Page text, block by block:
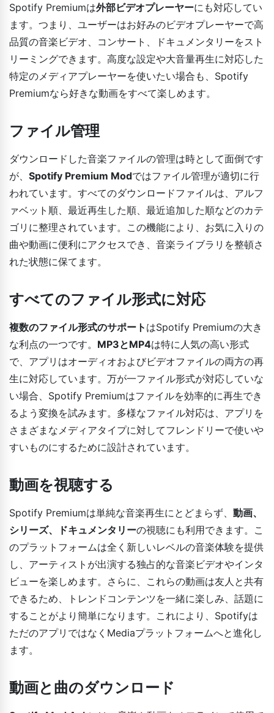
Spotify Premiumは外部ビデオプレーヤーにも対応してい
ます。つまり、ユーザーはお好みのビデオプレーヤーで高
品質の音楽ビデオ、コンサート、ドキュメンタリーをスト
リーミングできます。高度な設定や大音量再生に対応した
特定のメディアプレーヤーを使いたい場合も、Spotify
Premiumなら好きな動画をすべて楽しめます。
ファイル管理
ダウンロードした音楽ファイルの管理は時として面倒です
が、 Spotify Premium Modではファイル管理が適切に行
われています。すべてのダウンロードファイルは、アルフ
ァベット順、最近再生した順、最近追加した順などのカテ
ゴリに整理されています。この機能により、お気に入りの
曲や動画に便利にアクセスでき、音楽ライブラリを整頓さ
れた状態に保てます。
すべてのファイル形式に対応
複数のファイル形式のサポート はSpotify Premiumの大き
な利点の一つです。 MP3とMP4は特に人気の高い形式
で、アプリはオーディオおよびビデオファイルの両方の再
生に対応しています。万が一ファイル形式が対応していな
い場合、Spotify Premiumはファイルを効率的に再生でき
るよう変換を試みます。多様なファイル対応は、アプリを
さまざまなメディアタイプに対してフレンドリーで使いや
すいものにするために設計されています。
動画を視聴する
Spotify Premiumは単純な音楽再生にとどまらず、 動画、
シリーズ、ドキュメンタリーの視聴にも利用できます。こ
のプラットフォームは全く新しいレベルの音楽体験を提供
し、アーティストが出演する独占的な音楽ビデオやインタ
ビューを楽しめます。さらに、これらの動画は友人と共有
できるため、トレンドコンテンツを一緒に楽しみ、話題に
することがより簡単になります。これにより、Spotifyは
ただのアプリではなくMediaプラットフォームへと進化し
ます。
動画と曲のダウンロード